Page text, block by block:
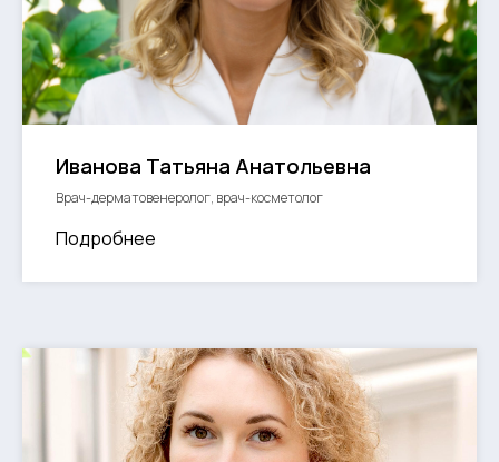
Иванова Татьяна Анатольевна
Врач-дерматовенеролог, врач-косметолог
Подробнее